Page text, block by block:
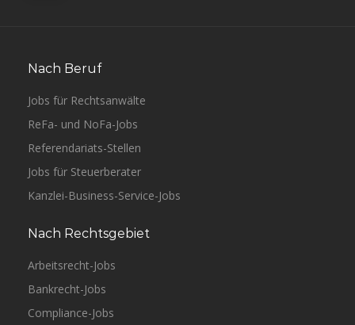
Nach Beruf
Jobs für Rechtsanwälte
ReFa- und NoFa-Jobs
Referendariats-Stellen
Jobs für Steuerberater
Kanzlei-Business-Service-Jobs
Nach Rechtsgebiet
Arbeitsrecht-Jobs
Bankrecht-Jobs
Compliance-Jobs